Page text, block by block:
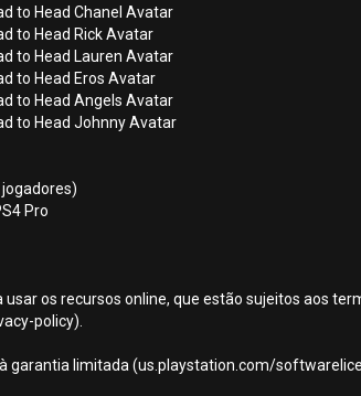
to Head Chanel Avatar
to Head Rick Avatar
to Head Lauren Avatar
to Head Eros Avatar
to Head Angels Avatar
to Head Johnny Avatar
Pro
usar os recursos online, que estão sujeitos aos
policy).
garantia limitada (us.playstation.com/